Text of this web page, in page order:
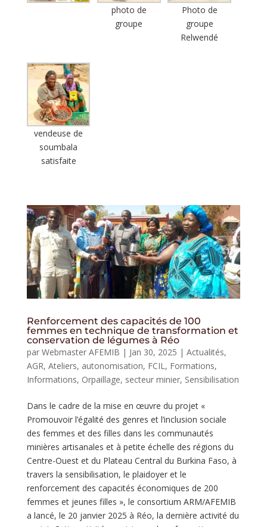
photo de
groupe
Photo de
groupe
Relwendé
vendeuse de
soumbala
satisfaite
Renforcement des capacités de 100
femmes en technique de transformation et
conservation de légumes à Réo
par Webmaster AFEMIB | Jan 30, 2025 | Actualités,
AGR, Ateliers, autonomisation, FCIL, Formations,
Informations, Orpaillage, secteur minier, Sensibilisation
Dans le cadre de la mise en œuvre du projet «
Promouvoir l’égalité des genres et l’inclusion sociale
des femmes et des filles dans les communautés
minières artisanales et à petite échelle des régions du
Centre-Ouest et du Plateau Central du Burkina Faso, à
travers la sensibilisation, le plaidoyer et le
renforcement des capacités économiques de 200
femmes et jeunes filles », le consortium ARM/AFEMIB
a lancé, le 20 janvier 2025 à Réo, la dernière activité du